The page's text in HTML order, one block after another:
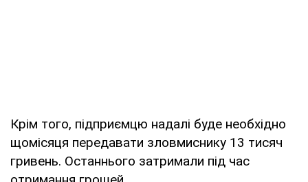
Крім того, підприємцю надалі буде необхідно
щомісяця передавати зловмиснику 13 тисяч
гривень. Останнього затримали під час